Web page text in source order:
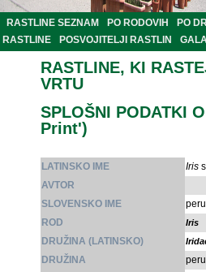
RASTLINE SEZNAM PO RODOVIH PO
RASTLINE
POSVOJITELJI RASTLIN
RASTLINE, KI
VRTU
SPLOŠNI PODATKI
Print')
LATINSKO IME Iris
AVTOR
SLOVENSKO IME
ROD
Iris
DRUŽINA (LATINSKO)
DRUŽINA